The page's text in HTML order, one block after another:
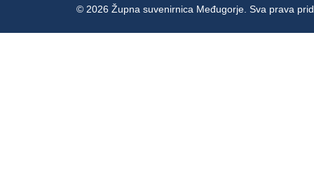
© 2026 Župna suvenirnica Međugorje. Sva prava